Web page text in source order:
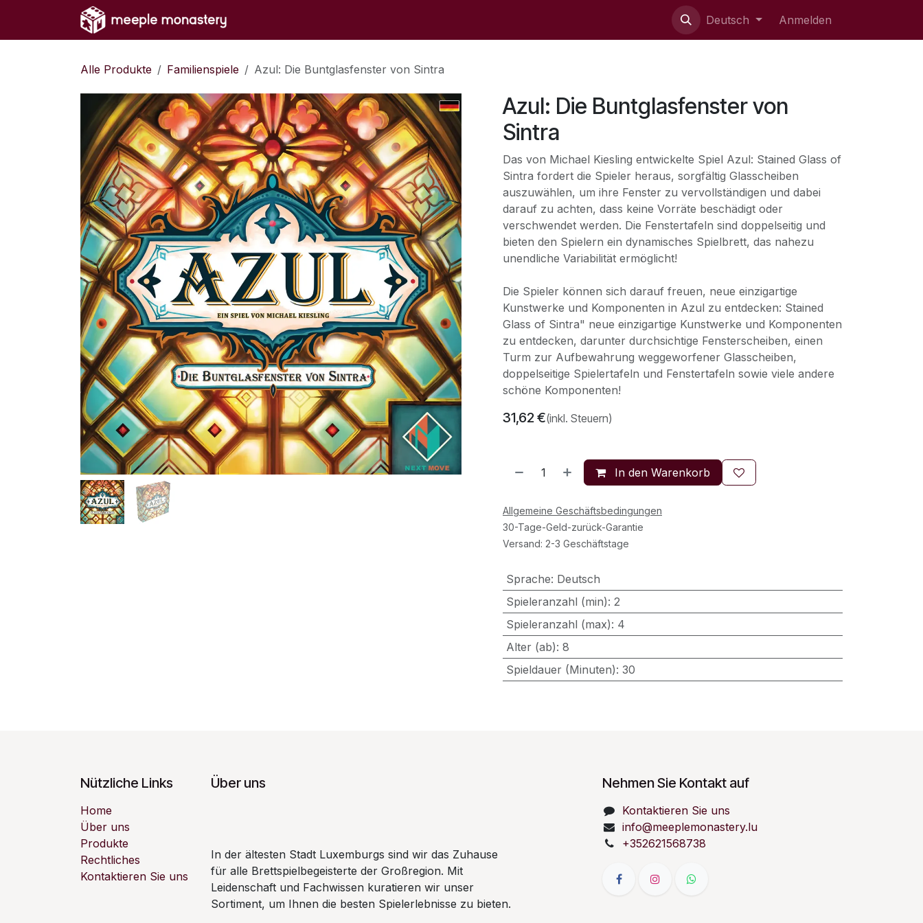
Zum Inhalt springen
Deutsch Anmelden
Alle Produkte Familienspiele Azul: Die Buntglasfenster von Sintra
Azul: Die Buntglasfenster von
Sintra
Das von Michael Kiesling entwickelte Spiel Azul: Stained Glass of
Sintra fordert die Spieler heraus, sorgfältig Glasscheiben
auszuwählen, um ihre Fenster zu vervollständigen und dabei
darauf zu achten, dass keine Vorräte beschädigt oder
verschwendet werden. Die Fenstertafeln sind doppelseitig und
bieten den Spielern ein dynamisches Spielbrett, das nahezu
unendliche Variabilität ermöglicht!
Die Spieler können sich darauf freuen, neue einzigartige
Kunstwerke und Komponenten in Azul zu entdecken: Stained
Glass of Sintra" neue einzigartige Kunstwerke und Komponenten
zu entdecken, darunter durchsichtige Fensterscheiben, einen
Turm zur Aufbewahrung weggeworfener Glasscheiben,
doppelseitige Spielertafeln und Fenstertafeln sowie viele andere
schöne Komponenten!
31,62€(inkl. Steuern)
In den Warenkorb
Allgemeine Geschäftsbedingungen
30-Tage-Geld-zurück-Garantie
Versand: 2-3 Geschäftstage
Sprache: Deutsch
Spieleranzahl (min): 2
Spieleranzahl (max): 4
Alter (ab): 8
Spieldauer (Minuten): 30
Nützliche Links
Home
Über uns
Produkte
Rechtliches
Kontaktieren Sie uns
Über uns
In der ältesten Stadt Luxemburgs sind wir das Zuhause
für alle Brettspielbegeisterte der Großregion. Mit
Leidenschaft und Fachwissen kuratieren wir unser
Sortiment, um Ihnen die besten Spielerlebnisse zu bieten.
Nehmen Sie Kontakt auf
Kontaktieren Sie uns
info@meeplemonastery.lu
+352621568738